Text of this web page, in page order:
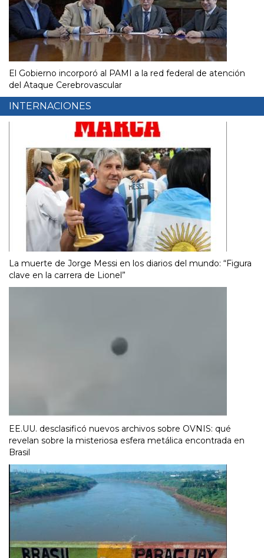
El Gobierno incorporó al PAMI a la red federal de atención
del Ataque Cerebrovascular
INTERNACIONES
La muerte de Jorge Messi en los diarios del mundo: “Figura
clave en la carrera de Lionel”
EE.UU. desclasificó nuevos archivos sobre OVNIS: qué
revelan sobre la misteriosa esfera metálica encontrada en
Brasil